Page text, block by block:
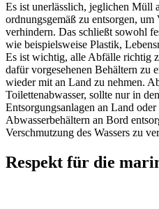
Es ist unerlässlich, jeglichen Müll
ordnungsgemäß zu entsorgen,
verhindern. Das schließt sowohl
wie beispielsweise Plastik,
Es ist wichtig, alle Abfälle richtig
dafür vorgesehenen Behältern zu
wieder mit an Land zu nehmen.
Toilettenabwasser, sollte nur in
Entsorgungsanlagen an Land
Abwasserbehältern an Bord
Verschmutzung des Wassers zu
Respekt für die